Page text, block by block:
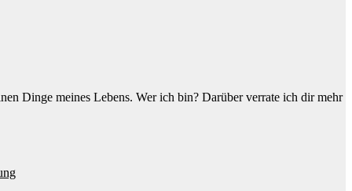
Dinge meines Lebens. Wer ich bin? Darüber verrate ich dir mehr